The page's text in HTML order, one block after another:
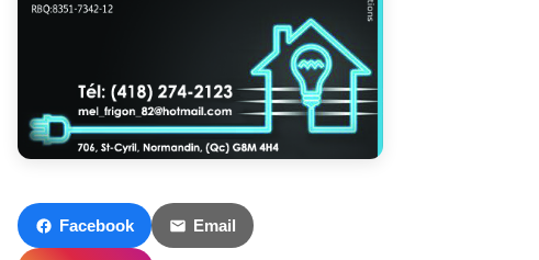
Facebook Email